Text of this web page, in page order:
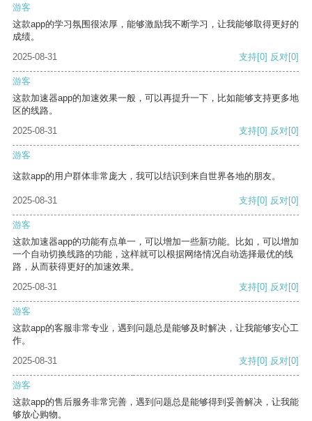
游客
这款app的学习氛围很浓厚，能够激励我不断学习，让我能够取得更好的
成绩。
2025-08-31
支持[0] 反对[0]
游客
这款加速器app的加速效果一般，可以再提升一下，比如能够支持更多地
区的线路。
2025-08-31
支持[0] 反对[0]
游客
这款app的用户群体非常庞大，我可以结识到来自世界各地的朋友。
2025-08-31 支持[0] 反对[0]
游客
这款加速器app的功能有点单一，可以增加一些新功能。比如，可以增加
一个自动切换线路的功能，这样就可以根据网络情况自动选择最优的线
路，从而获得更好的加速效果。
2025-08-31
支持[0] 反对[0]
游客
这款app的客服非常专业，遇到问题总是能够及时解决，让我能够安心工
作。
2025-08-31
支持[0] 反对[0]
游客
这款app的售后服务非常完善，遇到问题总是能够得到妥善解决，让我能
够放心购物。